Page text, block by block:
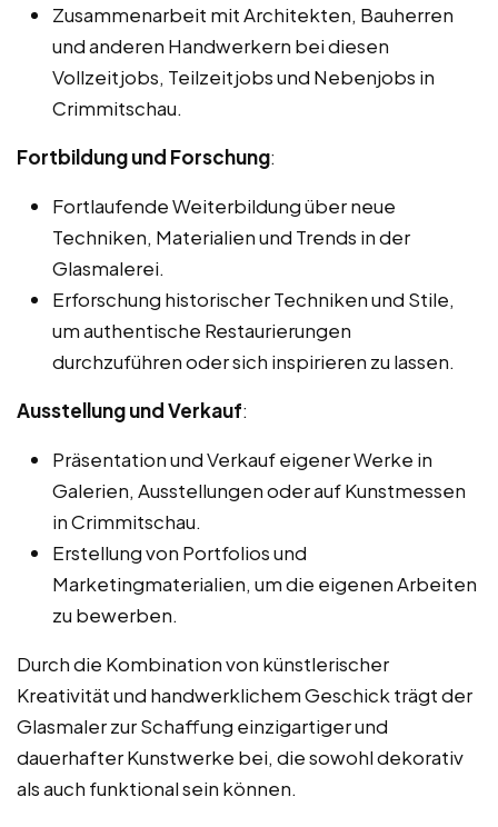
Zusammenarbeit mit Architekten, Bauherren
und anderen Handwerkern bei diesen
Vollzeitjobs, Teilzeitjobs und Nebenjobs in
Crimmitschau.
Fortbildung und Forschung:
Fortlaufende Weiterbildung über neue
Techniken, Materialien und Trends in der
Glasmalerei.
Erforschung historischer Techniken und Stile,
um authentische Restaurierungen
durchzuführen oder sich inspirieren zu lassen.
Ausstellung und Verkauf:
Präsentation und Verkauf eigener Werke in
Galerien, Ausstellungen oder auf Kunstmessen
in Crimmitschau.
Erstellung von Portfolios und
Marketingmaterialien, um die eigenen Arbeiten
zu bewerben.
Durch die Kombination von künstlerischer
Kreativität und handwerklichem Geschick trägt der
Glasmaler zur Schaffung einzigartiger und
dauerhafter Kunstwerke bei, die sowohl dekorativ
als auch funktional sein können.